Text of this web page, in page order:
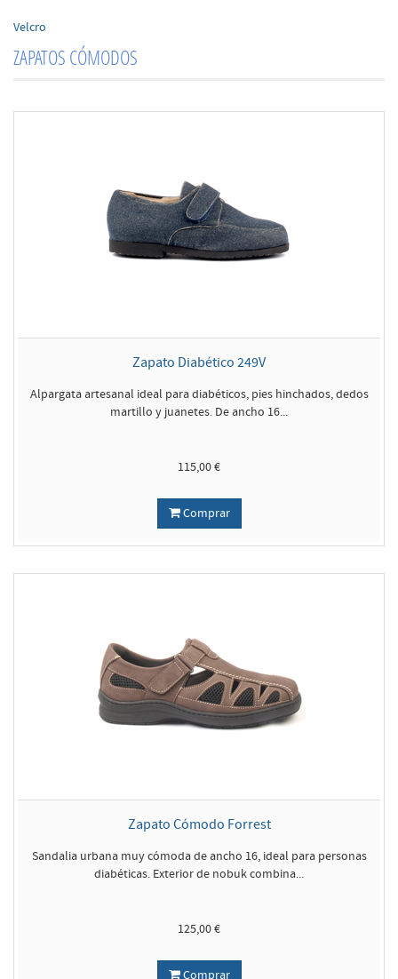
Velcro
ZAPATOS CÓMODOS
Zapato Diabético 249V
Alpargata artesanal ideal para diabéticos, pies hinchados, dedos
martillo y juanetes. De ancho 16...
115,00 €
Comprar
Zapato Cómodo Forrest
Sandalia urbana muy cómoda de ancho 16, ideal para personas
diabéticas. Exterior de nobuk combina...
125,00 €
Comprar